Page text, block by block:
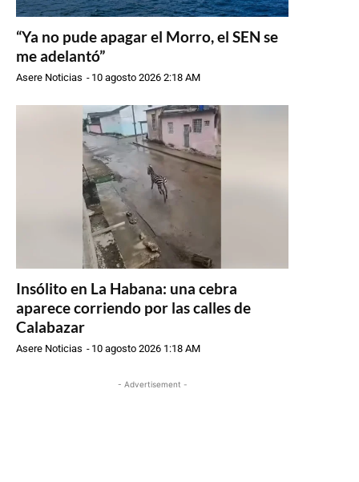
“Ya no pude apagar el Morro, el SEN se
me adelantó”
Asere Noticias - 10 agosto 2026 2:18 AM
Insólito en La Habana: una cebra
aparece corriendo por las calles de
Calabazar
Asere Noticias - 10 agosto 2026 1:18 AM
- Advertisement -